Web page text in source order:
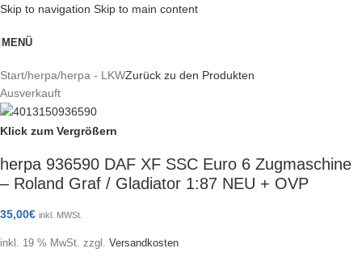
Skip to navigation Skip to main content
MENÜ
Start/herpa/herpa - LKWZurück zu den Produkten
Ausverkauft
Klick zum Vergrößern
herpa 936590 DAF XF SSC Euro 6 Zugmaschine
– Roland Graf / Gladiator 1:87 NEU + OVP
35,00€ inkl. MWSt.
inkl. 19 % MwSt. zzgl. Versandkosten